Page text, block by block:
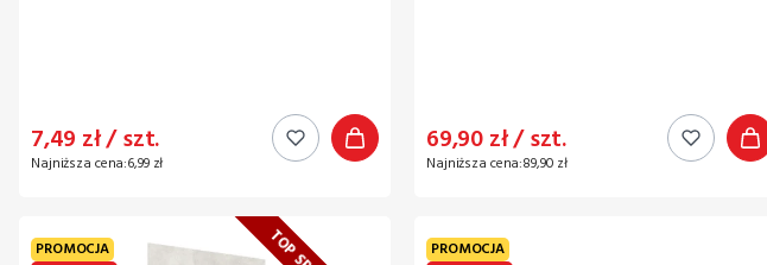
Cena promocyjna
7,49 zł / szt.
Najniższa cena:6,99 zł
Cena promocyjna
69,90 zł / szt.
Najniższa cena:89,90 zł
PROMOCJA
PROMOCJA